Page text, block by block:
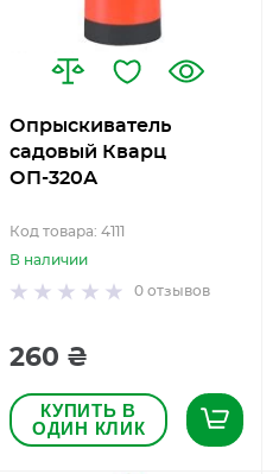
Опрыскиватель
садовый Кварц
ОП-320А
Код товара: 4111
В наличии
0 отзывов
260 ₴
КУПИТЬ В
ОДИН КЛИК